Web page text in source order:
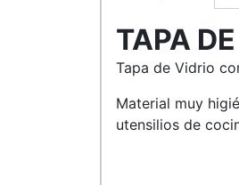
TAPA
Tapa de Vidrio
Material muy
utensilios de